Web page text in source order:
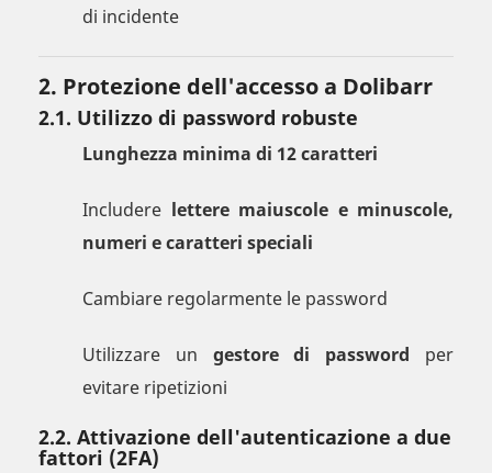
di incidente
2. Protezione dell'accesso a Dolibarr
2.1. Utilizzo di password robuste
Lunghezza minima di 12 caratteri
Includere lettere maiuscole e minuscole,
numeri e caratteri speciali
Cambiare regolarmente le password
Utilizzare un gestore di password per
evitare ripetizioni
2.2. Attivazione dell'autenticazione a due
fattori (2FA)